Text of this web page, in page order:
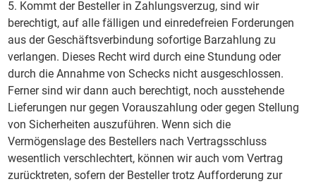
5. Kommt der Besteller in Zahlungsverzug, sind wir
berechtigt, auf alle fälligen und einredefreien Forderungen
aus der Geschäftsverbindung sofortige Barzahlung zu
verlangen. Dieses Recht wird durch eine Stundung oder
durch die Annahme von Schecks nicht ausgeschlossen.
Ferner sind wir dann auch berechtigt, noch ausstehende
Lieferungen nur gegen Vorauszahlung oder gegen Stellung
von Sicherheiten auszuführen. Wenn sich die
Vermögenslage des Bestellers nach Vertragsschluss
wesentlich verschlechtert, können wir auch vom Vertrag
zurücktreten, sofern der Besteller trotz Aufforderung zur